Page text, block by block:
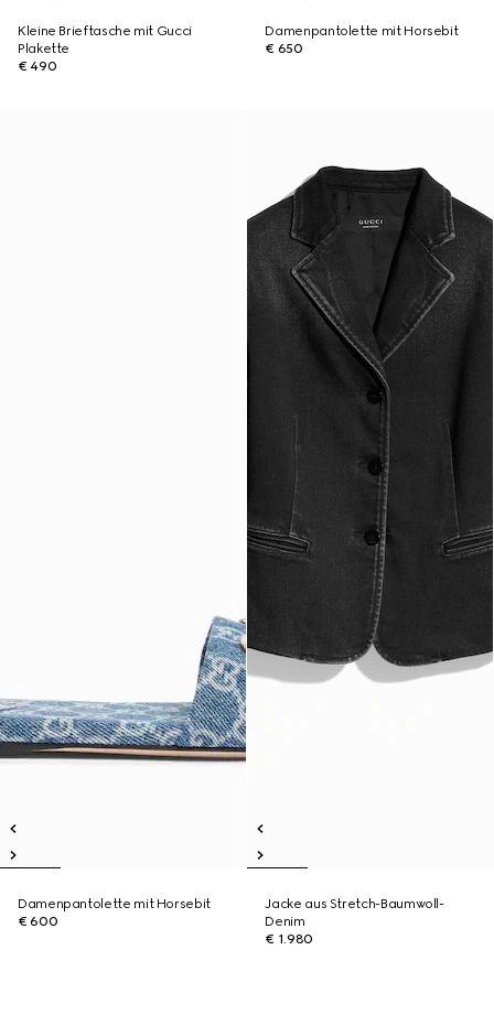
Kleine Brieftasche mit Gucci
Plakette
€ 490
Damenpantolette mit Horsebit
€ 650
Damenpantolette mit Horsebit
€ 600
Jacke aus Stretch-Baumwoll-
Denim
€ 1.980